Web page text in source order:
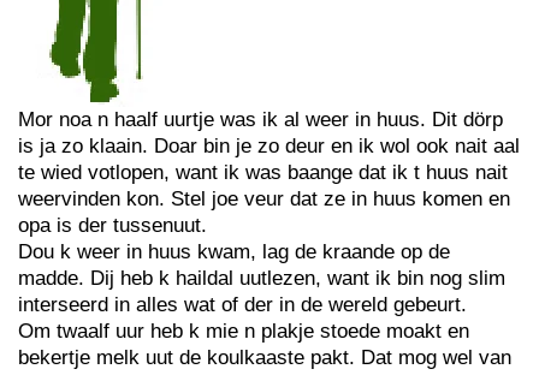
Mor noa n haalf uurtje was ik al weer in huus. Dit dörp
is ja zo klaain. Doar bin je zo deur en ik wol ook nait aal
te wied votlopen, want ik was baange dat ik t huus nait
weervinden kon. Stel joe veur dat ze in huus komen en
opa is der tussenuut.
Dou k weer in huus kwam, lag de kraande op de
madde. Dij heb k haildal uutlezen, want ik bin nog slim
interseerd in alles wat of der in de wereld gebeurt.
Om twaalf uur heb k mie n plakje stoede moakt en
bekertje melk uut de koulkaaste pakt. Dat mog wel van